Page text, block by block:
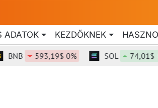
ADATOK KEZDŐKNEK
593,19$ 0% SOL 74,01$